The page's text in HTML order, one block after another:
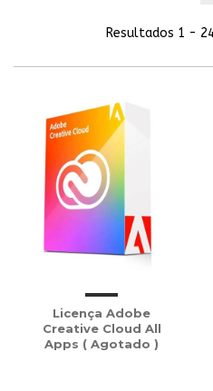
Resultados 1 -
Licença Adobe
Creative Cloud All
Apps ( Agotado )